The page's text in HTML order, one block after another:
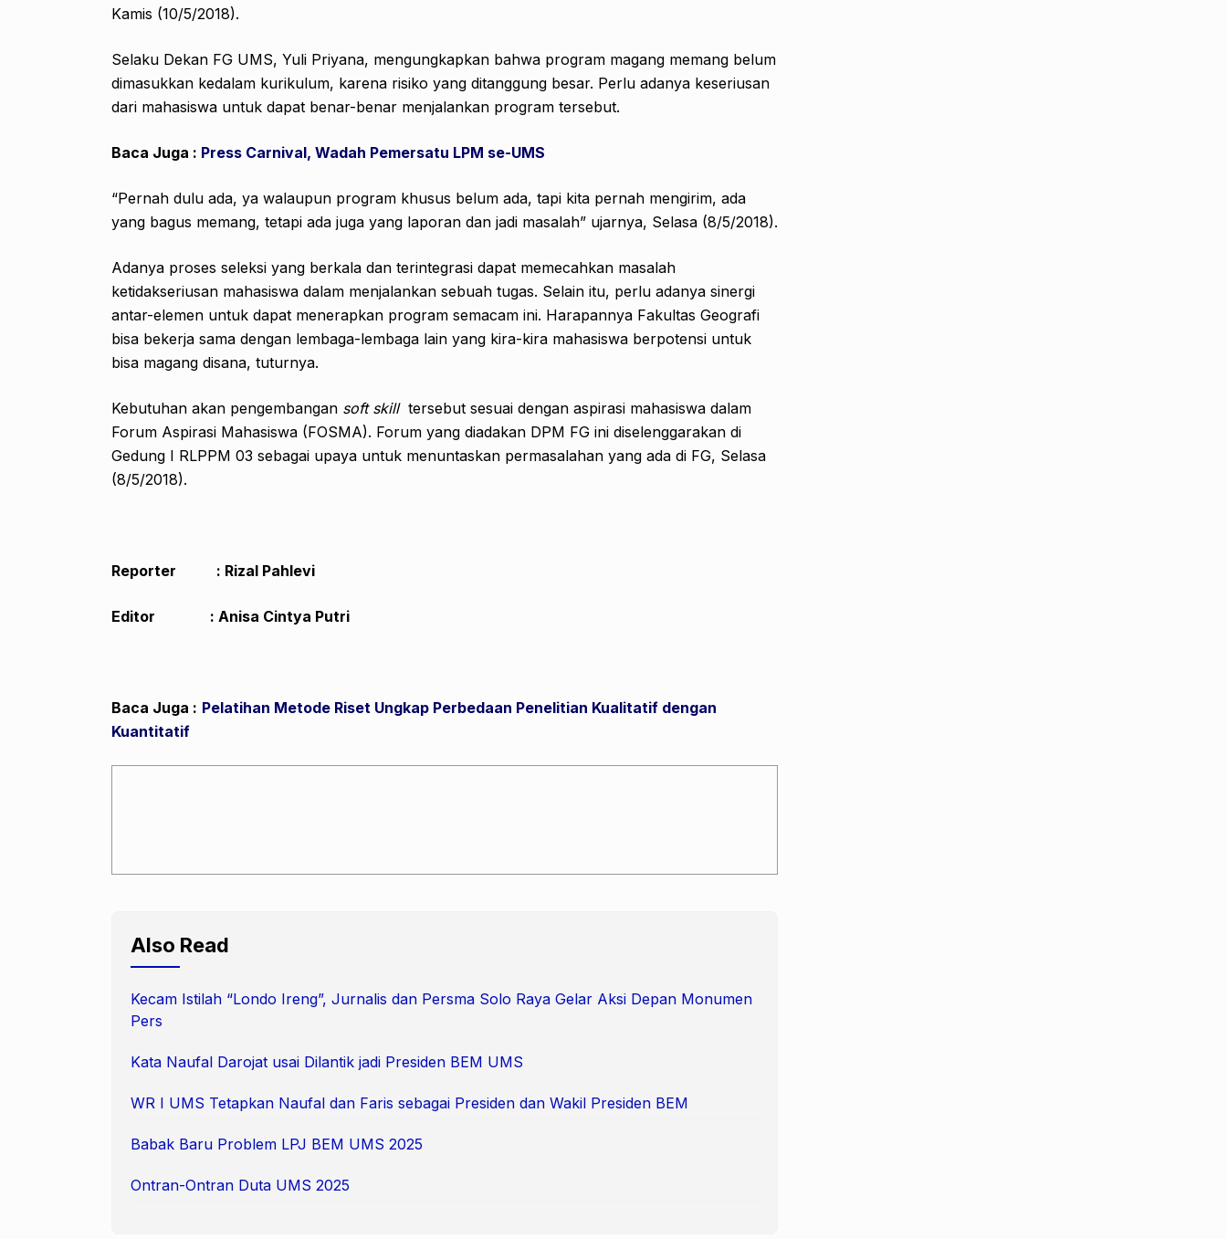
Kamis (10/5/2018).
Selaku Dekan FG UMS, Yuli Priyana, mengungkapkan bahwa program magang memang belum
dimasukkan kedalam kurikulum, karena risiko yang ditanggung besar. Perlu adanya keseriusan
dari mahasiswa untuk dapat benar-benar menjalankan program tersebut.
Baca Juga : Press Carnival, Wadah Pemersatu LPM se-UMS
“Pernah dulu ada, ya walaupun program khusus belum ada, tapi kita pernah mengirim, ada
yang bagus memang, tetapi ada juga yang laporan dan jadi masalah” ujarnya, Selasa (8/5/2018).
Adanya proses seleksi yang berkala dan terintegrasi dapat memecahkan masalah
ketidakseriusan mahasiswa dalam menjalankan sebuah tugas. Selain itu, perlu adanya sinergi
antar-elemen untuk dapat menerapkan program semacam ini. Harapannya Fakultas Geografi
bisa bekerja sama dengan lembaga-lembaga lain yang kira-kira mahasiswa berpotensi untuk
bisa magang disana, tuturnya.
Kebutuhan akan pengembangan soft skill tersebut sesuai dengan aspirasi mahasiswa dalam
Forum Aspirasi Mahasiswa (FOSMA). Forum yang diadakan DPM FG ini diselenggarakan di
Gedung I RLPPM 03 sebagai upaya untuk menuntaskan permasalahan yang ada di FG, Selasa
(8/5/2018).
Reporter : Rizal Pahlevi
Editor : Anisa Cintya Putri
Baca Juga : Pelatihan Metode Riset Ungkap Perbedaan Penelitian Kualitatif dengan
Kuantitatif
Also Read
Kecam Istilah “Londo Ireng”, Jurnalis dan Persma Solo Raya Gelar Aksi Depan Monumen
Pers
Kata Naufal Darojat usai Dilantik jadi Presiden BEM UMS
WR I UMS Tetapkan Naufal dan Faris sebagai Presiden dan Wakil Presiden BEM
Babak Baru Problem LPJ BEM UMS 2025
Ontran-Ontran Duta UMS 2025